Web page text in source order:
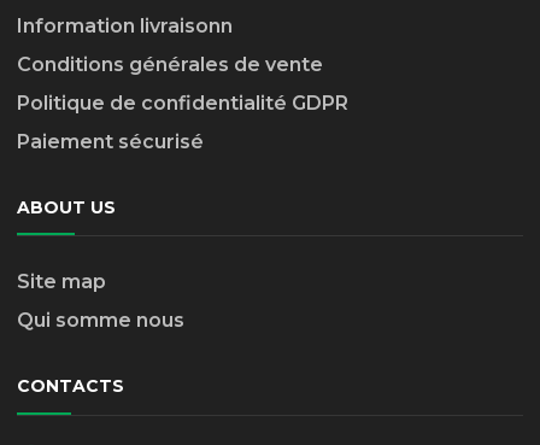
Information livraisonn
Conditions générales de vente
Politique de confidentialité GDPR
Paiement sécurisé
ABOUT US
Site map
Qui somme nous
CONTACTS